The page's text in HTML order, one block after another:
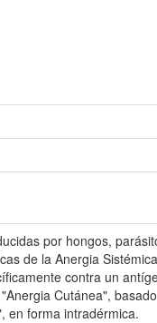
por hongos,
de la Anergia
contra un
Cutánea",
en forma intradérmica.